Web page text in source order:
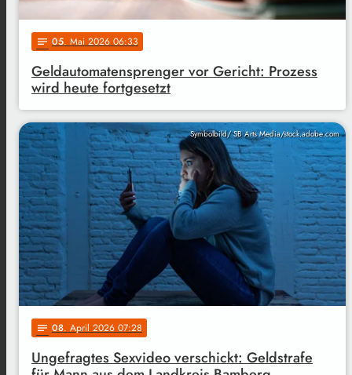
notes 05. Mai 2026 06:33
Geldautomatensprenger vor Gericht: Prozess
wird heute fortgesetzt
Symbolbild/ SB Arts Media/stock.adobe.com
notes 08. April 2026 07:28
Ungefragtes Sexvideo verschickt: Geldstrafe